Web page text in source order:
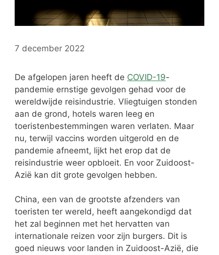
7 december 2022
De afgelopen jaren heeft de COVID-19-
pandemie ernstige gevolgen gehad voor de
wereldwijde reisindustrie. Vliegtuigen stonden
aan de grond, hotels waren leeg en
toeristenbestemmingen waren verlaten. Maar
nu, terwijl vaccins worden uitgerold en de
pandemie afneemt, lijkt het erop dat de
reisindustrie weer opbloeit. En voor Zuidoost-
Azië kan dit grote gevolgen hebben.
China, een van de grootste afzenders van
toeristen ter wereld, heeft aangekondigd dat
het zal beginnen met het hervatten van
internationale reizen voor zijn burgers. Dit is
goed nieuws voor landen in Zuidoost-Azië, die